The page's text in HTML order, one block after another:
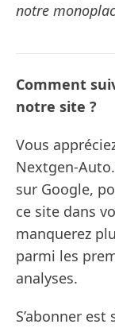
notre
Comment
notre site ?
Vous
Nextgen-
sur Google,
ce site dans
manquerez
parmi les
analyses.
S’abonner